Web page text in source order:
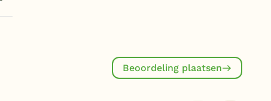
Beoordeling plaatsen